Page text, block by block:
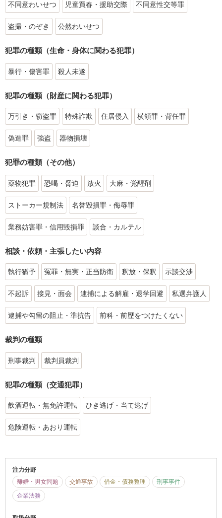
不同意わいせつ 児童買春・援助交際 不同意性交等罪
盗撮・のぞき 公然わいせつ
犯罪の種類（生命・身体に関わる犯罪）
暴行・傷害罪 殺人未遂
犯罪の種類（財産に関わる犯罪）
万引き・窃盗罪 特殊詐欺 住居侵入 横領罪・背任罪
偽造罪 強盗 器物損壊
犯罪の種類（その他）
薬物犯罪 恐喝・脅迫 放火 大麻・覚醒剤
ストーカー規制法 名誉毀損罪・侮辱罪
業務妨害罪・信用毀損罪 談合・カルテル
相談・依頼・主張したい内容
執行猶予 冤罪・無実・正当防衛 釈放・保釈 示談交渉
不起訴 接見・面会 逮捕による解雇・退学回避 私選弁護人
逮捕や勾留の阻止・準抗告 前科・前歴をつけたくない
裁判の種類
刑事裁判 裁判員裁判
犯罪の種類（交通犯罪）
飲酒運転・無免許運転 ひき逃げ・当て逃げ
危険運転・あおり運転
注力分野
離婚・男女問題
交通事故 借金・債務整理
刑事事件
企業法務